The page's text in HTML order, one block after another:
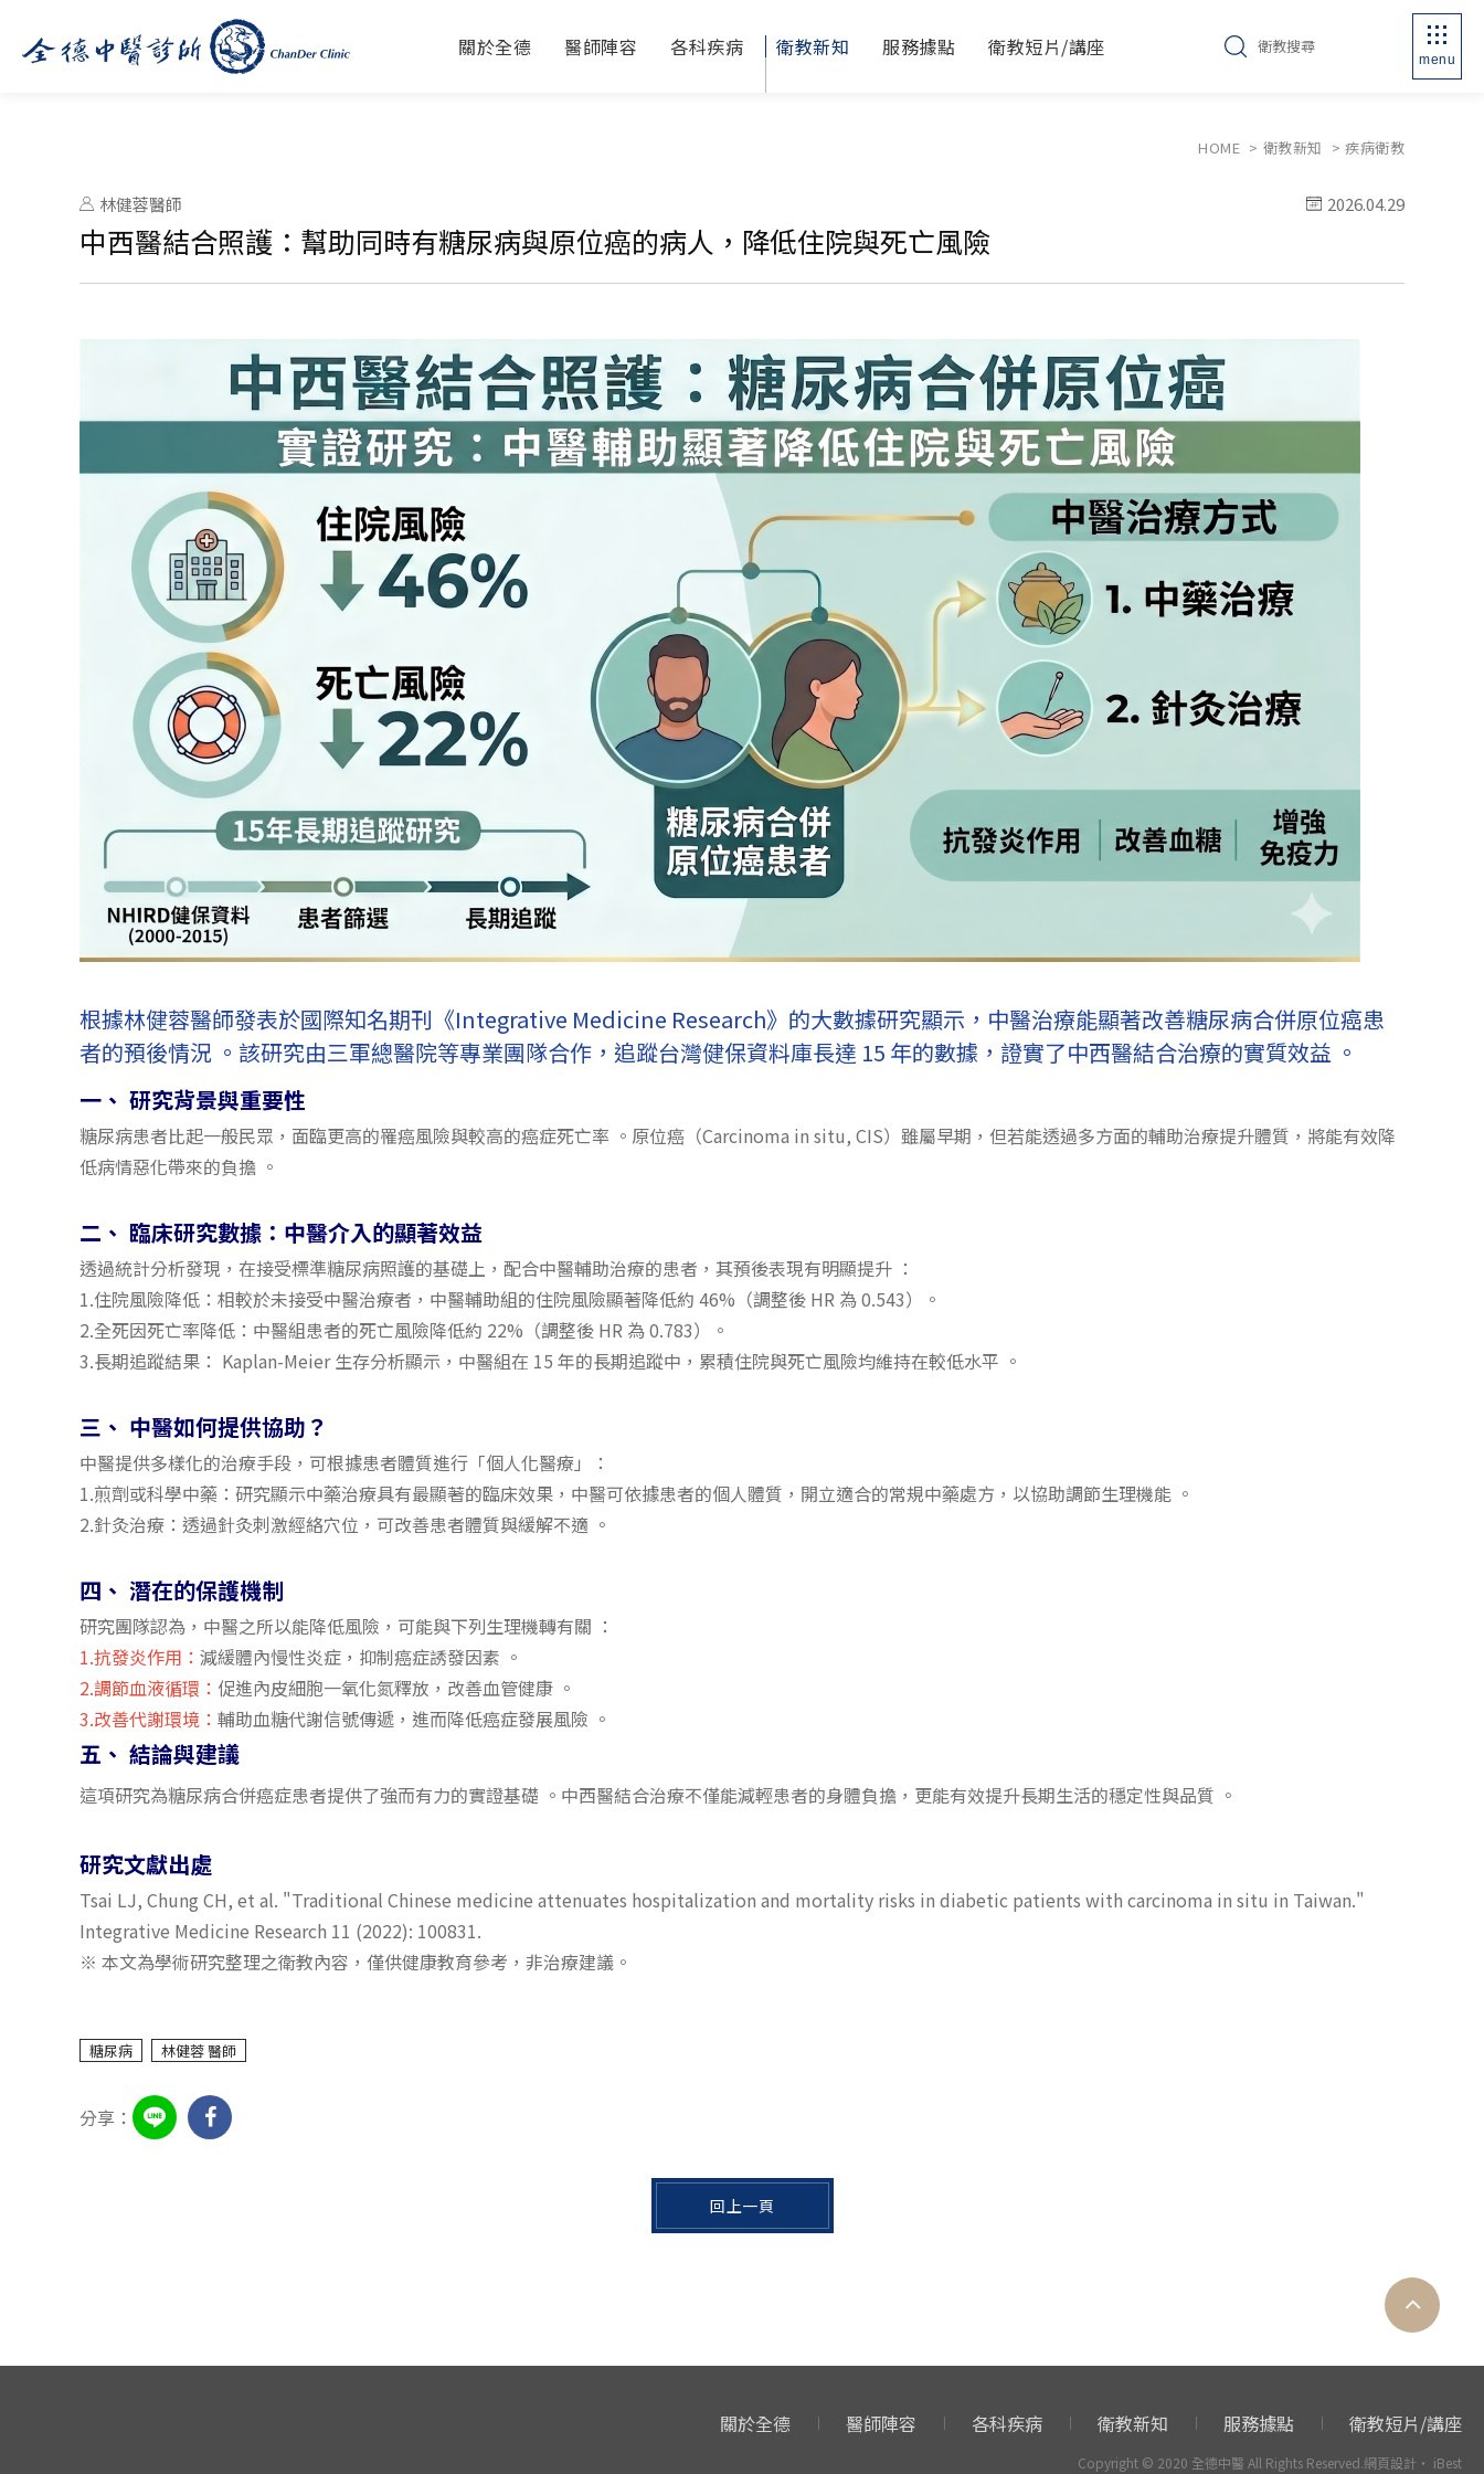
關於全德 醫師陣容 各科疾病 衛教新知 服務據點 衛教短片/講座 menu
HOME 衛教新知 疾病衛教
林健蓉醫師 2026.04.29
中西醫結合照護：幫助同時有糖尿病與原位癌的病人，降低住院與死亡風險
根據林健蓉醫師發表於國際知名期刊《Integrative Medicine Research》的大數據研究顯示，中醫治療能顯著改善糖尿病合併原位癌患
者的預後情況 。該研究由三軍總醫院等專業團隊合作，追蹤台灣健保資料庫長達 15 年的數據，證實了中西醫結合治療的實質效益 。
一、 研究背景與重要性
糖尿病患者比起一般民眾，面臨更高的罹癌風險與較高的癌症死亡率 。原位癌（Carcinoma in situ, CIS）雖屬早期，但若能透過多方面的輔助治療提升體質，將能有效降
低病情惡化帶來的負擔 。
二、 臨床研究數據：中醫介入的顯著效益
透過統計分析發現，在接受標準糖尿病照護的基礎上，配合中醫輔助治療的患者，其預後表現有明顯提升 ：
1.住院風險降低：相較於未接受中醫治療者，中醫輔助組的住院風險顯著降低約 46%（調整後 HR 為 0.543）。
2.全死因死亡率降低：中醫組患者的死亡風險降低約 22%（調整後 HR 為 0.783）。
3.長期追蹤結果： Kaplan-Meier 生存分析顯示，中醫組在 15 年的長期追蹤中，累積住院與死亡風險均維持在較低水平 。
三、 中醫如何提供協助？
中醫提供多樣化的治療手段，可根據患者體質進行「個人化醫療」：
1.煎劑或科學中藥：研究顯示中藥治療具有最顯著的臨床效果，中醫可依據患者的個人體質，開立適合的常規中藥處方，以協助調節生理機能 。
2.針灸治療：透過針灸刺激經絡穴位，可改善患者體質與緩解不適 。
四、 潛在的保護機制
研究團隊認為，中醫之所以能降低風險，可能與下列生理機轉有關 ：
1.抗發炎作用： 減緩體內慢性炎症，抑制癌症誘發因素 。
2.調節血液循環： 促進內皮細胞一氧化氮釋放，改善血管健康 。
3.改善代謝環境： 輔助血糖代謝信號傳遞，進而降低癌症發展風險 。
五、 結論與建議
這項研究為糖尿病合併癌症患者提供了強而有力的實證基礎 。中西醫結合治療不僅能減輕患者的身體負擔，更能有效提升長期生活的穩定性與品質 。
研究文獻出處
Tsai LJ, Chung CH, et al. "Traditional Chinese medicine attenuates hospitalization and mortality risks in diabetic patients with carcinoma in situ in Taiwan."
Integrative Medicine Research 11 (2022): 100831.
※ 本文為學術研究整理之衛教內容，僅供健康教育參考，非治療建議。
糖尿病 林健蓉 醫師
分享：
回上一頁
關於全德 醫師陣容 各科疾病 衛教新知 服務據點 衛教短片/講座
Copyright © 2020 全德中醫 All Rights Reserved.網頁設計 ‧ iBest